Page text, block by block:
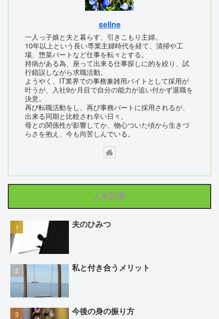
seline
一人っ子娘と夫と暮らす、引きこもり主婦。
10年以上という長い専業主婦時代を経て、清掃や工
場、惣菜パートなど仕事を転々とする。
持病がある為、座って出来る仕事探しに的を絞り、試
行錯誤しながら求職活動。
ようやく、IT業界での事務兼雑用バイトとして採用が
叶うが、入社9か月目で自分の能力が追い付かず退職を
決意。
再び転職活動をし、再び事務パートに採用されるが、
出来る同期と比較され辛い日々。
母との関係性が影響してか、物心ついた頃から生きづ
らさを抱え、今も尚苦しんでいる。
人気記事
夫のひみつ
私と付き合うメリット
今後の身の振り方